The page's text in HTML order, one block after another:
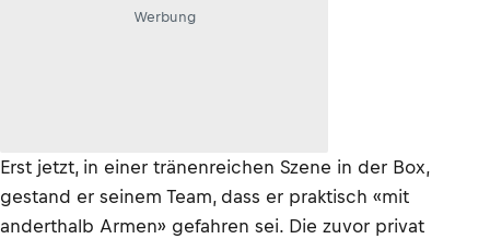
Werbung
Erst jetzt, in einer tränenreichen Szene in der Box,
gestand er seinem Team, dass er praktisch «mit
anderthalb Armen» gefahren sei. Die zuvor privat